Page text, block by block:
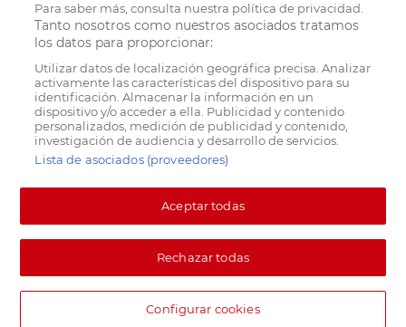
Para saber más, consulta nuestra política de privacidad.
Tanto nosotros como nuestros asociados tratamos
los datos para proporcionar:
Utilizar datos de localización geográfica precisa. Analizar
activamente las características del dispositivo para su
identificación. Almacenar la información en un
dispositivo y/o acceder a ella. Publicidad y contenido
personalizados, medición de publicidad y contenido,
investigación de audiencia y desarrollo de servicios.
Lista de asociados (proveedores)
Aceptar todas
Rechazar todas
Configurar cookies